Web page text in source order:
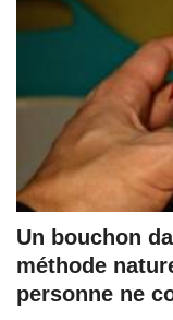
Un bouchon
méthode
personne ne